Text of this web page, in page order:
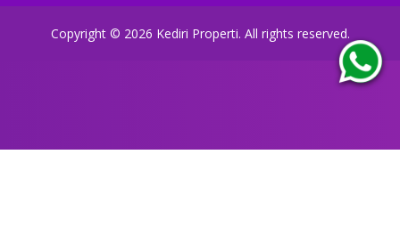
Copyright © 2026 Kediri Properti. All rights reserved.